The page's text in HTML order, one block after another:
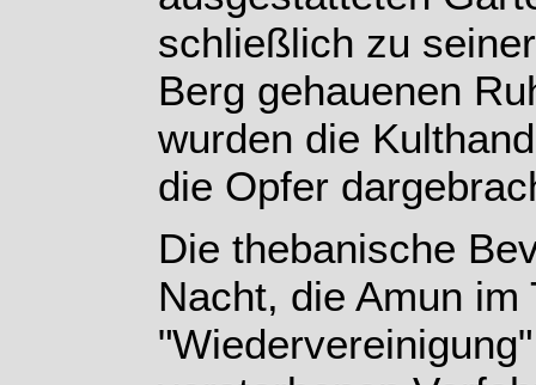
schließlich zu
Berg gehauenen
wurden die
die Opfer
Die thebanische
Nacht, die Amun im